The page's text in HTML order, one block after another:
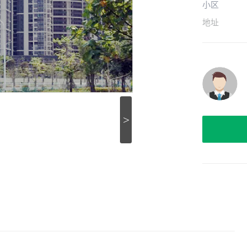
>
小区
地址